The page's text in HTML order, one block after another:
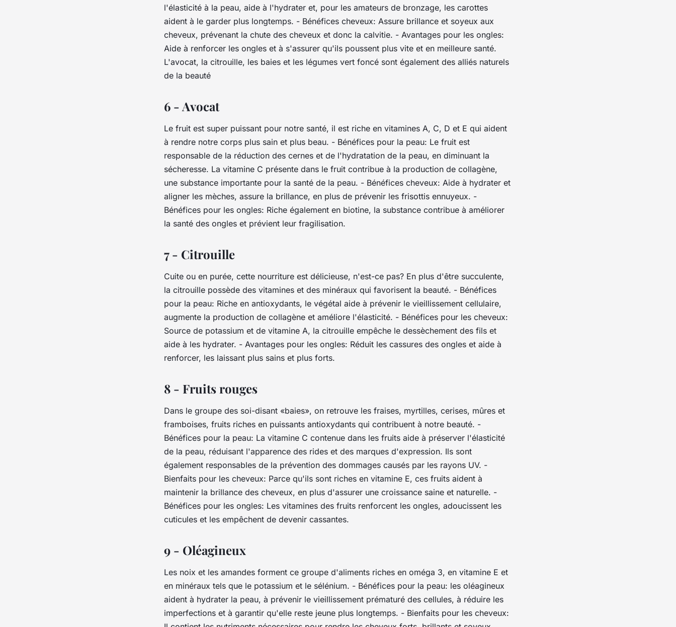
l'élasticité à la peau, aide à l'hydrater et, pour les amateurs de bronzage, les carottes
aident à le garder plus longtemps. - Bénéfices cheveux: Assure brillance et soyeux aux
cheveux, prévenant la chute des cheveux et donc la calvitie. - Avantages pour les ongles:
Aide à renforcer les ongles et à s'assurer qu'ils poussent plus vite et en meilleure santé.
L'avocat, la citrouille, les baies et les légumes vert foncé sont également des alliés naturels
de la beauté
6 - Avocat
Le fruit est super puissant pour notre santé, il est riche en vitamines A, C, D et E qui aident
à rendre notre corps plus sain et plus beau. - Bénéfices pour la peau: Le fruit est
responsable de la réduction des cernes et de l'hydratation de la peau, en diminuant la
sécheresse. La vitamine C présente dans le fruit contribue à la production de collagène,
une substance importante pour la santé de la peau. - Bénéfices cheveux: Aide à hydrater et
aligner les mèches, assure la brillance, en plus de prévenir les frisottis ennuyeux. -
Bénéfices pour les ongles: Riche également en biotine, la substance contribue à améliorer
la santé des ongles et prévient leur fragilisation.
7 - Citrouille
Cuite ou en purée, cette nourriture est délicieuse, n'est-ce pas? En plus d'être succulente,
la citrouille possède des vitamines et des minéraux qui favorisent la beauté. - Bénéfices
pour la peau: Riche en antioxydants, le végétal aide à prévenir le vieillissement cellulaire,
augmente la production de collagène et améliore l'élasticité. - Bénéfices pour les cheveux:
Source de potassium et de vitamine A, la citrouille empêche le dessèchement des fils et
aide à les hydrater. - Avantages pour les ongles: Réduit les cassures des ongles et aide à
renforcer, les laissant plus sains et plus forts.
8 - Fruits rouges
Dans le groupe des soi-disant «baies», on retrouve les fraises, myrtilles, cerises, mûres et
framboises, fruits riches en puissants antioxydants qui contribuent à notre beauté. -
Bénéfices pour la peau: La vitamine C contenue dans les fruits aide à préserver l'élasticité
de la peau, réduisant l'apparence des rides et des marques d'expression. Ils sont
également responsables de la prévention des dommages causés par les rayons UV. -
Bienfaits pour les cheveux: Parce qu'ils sont riches en vitamine E, ces fruits aident à
maintenir la brillance des cheveux, en plus d'assurer une croissance saine et naturelle. -
Bénéfices pour les ongles: Les vitamines des fruits renforcent les ongles, adoucissent les
cuticules et les empêchent de devenir cassantes.
9 - Oléagineux
Les noix et les amandes forment ce groupe d'aliments riches en oméga 3, en vitamine E et
en minéraux tels que le potassium et le sélénium. - Bénéfices pour la peau: les oléagineux
aident à hydrater la peau, à prévenir le vieillissement prématuré des cellules, à réduire les
imperfections et à garantir qu'elle reste jeune plus longtemps. - Bienfaits pour les cheveux: